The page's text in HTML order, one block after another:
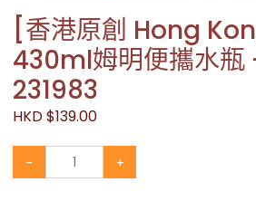
[香港原創 Hong
430ml姆明便攜水瓶
231983
HKD $139.00
- +